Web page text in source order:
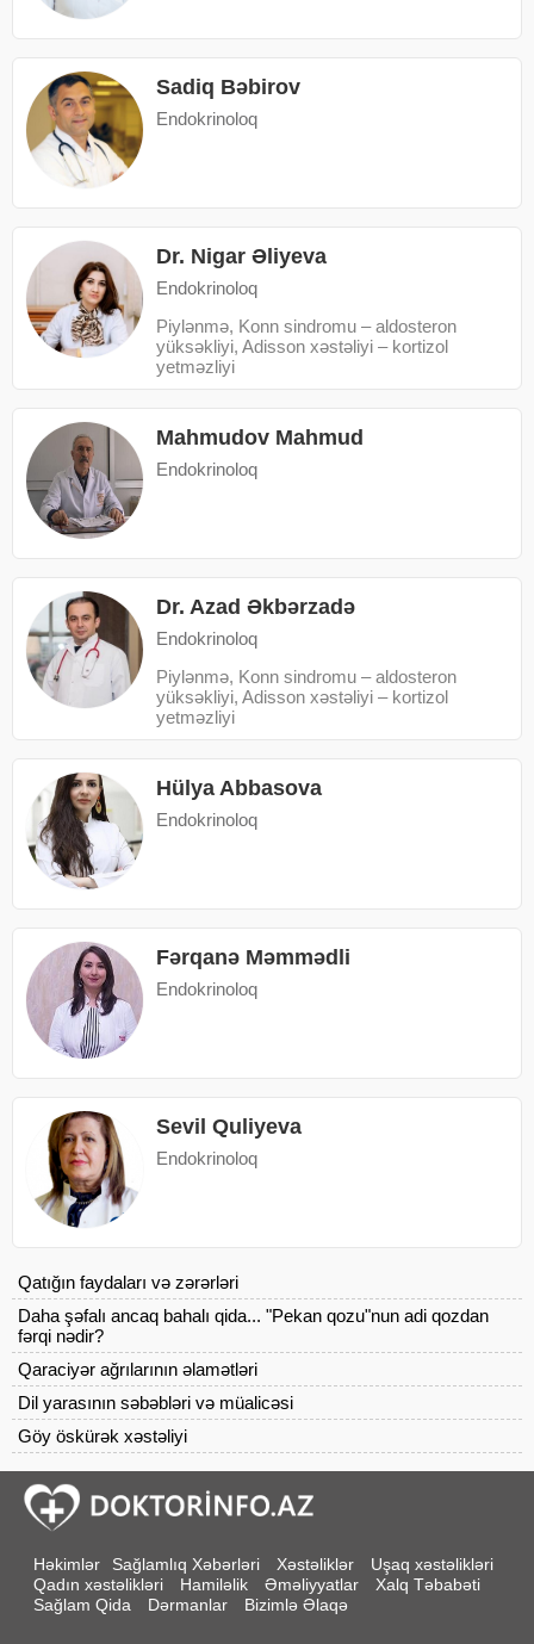
Sadiq Bəbirov
Endokrinoloq
Dr. Nigar Əliyeva
Endokrinoloq
Piylənmə, Konn sindromu – aldosteron
yüksəkliyi, Adisson xəstəliyi – kortizol
yetməzliyi
Mahmudov Mahmud
Endokrinoloq
Dr. Azad Əkbərzadə
Endokrinoloq
Piylənmə, Konn sindromu – aldosteron
yüksəkliyi, Adisson xəstəliyi – kortizol
yetməzliyi
Hülya Abbasova
Endokrinoloq
Fərqanə Məmmədli
Endokrinoloq
Sevil Quliyeva
Endokrinoloq
Qatığın faydaları və zərərləri
Daha şəfalı ancaq bahalı qida... "Pekan qozu"nun adi qozdan
fərqi nədir?
Qaraciyər ağrılarının əlamətləri
Dil yarasının səbəbləri və müalicəsi
Göy öskürək xəstəliyi
Həkimlər Sağlamlıq Xəbərləri Xəstəliklər
Uşaq xəstəlikləri
Qadın xəstəlikləri
Hamiləlik Əməliyyatlar
Xalq Təbabəti
Sağlam Qida
Dərmanlar Bizimlə Əlaqə